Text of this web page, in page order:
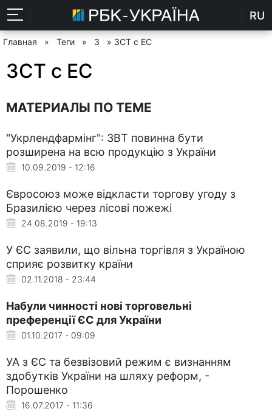
RU
Главная » Теги » З » ЗСТ с ЕС
ЗСТ с ЕС
МАТЕРИАЛЫ ПО ТЕМЕ
"Укрлендфармінг": ЗВТ повинна бути
розширена на всю продукцію з України
10.09.2019 - 12:16
Євросоюз може відкласти торгову угоду з
Бразилією через лісові пожежі
24.08.2019 - 19:13
У ЄС заявили, що вільна торгівля з Україною
сприяє розвитку країни
02.11.2018 - 23:44
Набули чинності нові торговельні
преференції ЄС для України
01.10.2017 - 09:09
УА з ЄС та безвізовий режим є визнанням
здобутків України на шляху реформ, -
Порошенко
16.07.2017 - 11:36